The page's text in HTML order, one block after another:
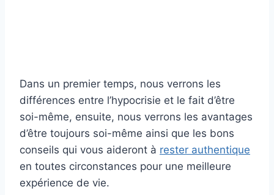
Dans un premier temps, nous verrons les
différences entre l’hypocrisie et le fait d’être
soi-même, ensuite, nous verrons les avantages
d’être toujours soi-même ainsi que les bons
conseils qui vous aideront à rester authentique
en toutes circonstances pour une meilleure
expérience de vie.